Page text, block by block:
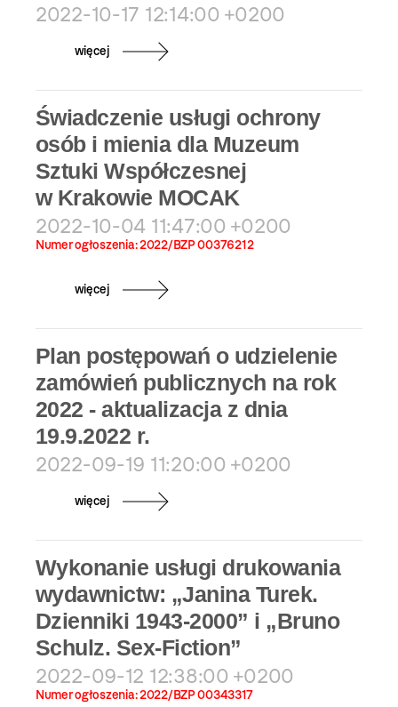
2022-10-17 12:14:00 +0200
więcej
Świadczenie usługi ochrony
osób i mienia dla Muzeum
Sztuki Współczesnej
w Krakowie MOCAK
2022-10-04 11:47:00 +0200
Numer ogłoszenia:2022/BZP 00376212
więcej
Plan postępowań o udzielenie
zamówień publicznych na rok
2022 - aktualizacja z dnia
19.9.2022 r.
2022-09-19 11:20:00 +0200
więcej
Wykonanie usługi drukowania
wydawnictw: „Janina Turek.
Dzienniki 1943-2000” i „Bruno
Schulz. Sex-Fiction”
2022-09-12 12:38:00 +0200
Numer ogłoszenia: 2022/BZP 00343317